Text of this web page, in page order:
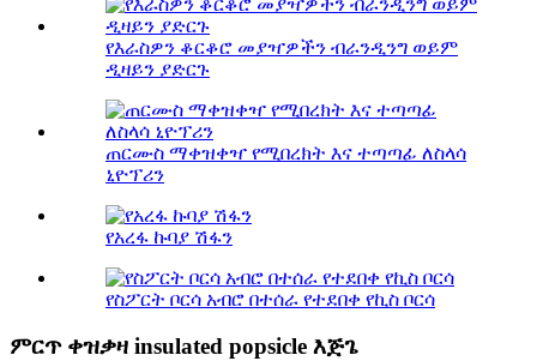
የእራስዎን ቆርቆሮ መያዣዎችን ብራንዲንግ ወይም
ዲዛይን ያድርጉ
ጠርሙስ ማቀዝቀዣ የሚበረክት እና ተጣጣፊ ለስላሳ
ኒዮፕሪን
የአረፋ ኩባያ ሽፋን
የስፖርት ቦርሳ አብሮ በተሰራ የተደበቀ የኪስ ቦርሳ
ምርጥ ቀዝቃዛ insulated popsicle እጅጌ